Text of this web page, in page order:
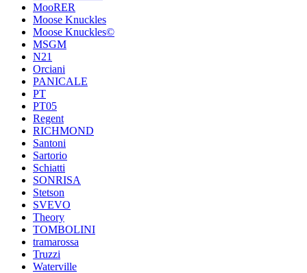
MooRER
Moose Knuckles
Moose Knuckles©️
MSGM
N21
Orciani
PANICALE
PT
PT05
Regent
RICHMOND
Santoni
Sartorio
Schiatti
SONRISA
Stetson
SVEVO
Theory
TOMBOLINI
tramarossa
Truzzi
Waterville